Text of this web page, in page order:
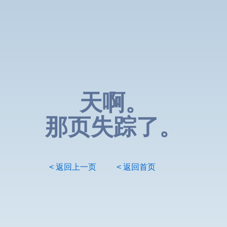
天啊。
那页失踪了。
< 返回上一页 < 返回首页